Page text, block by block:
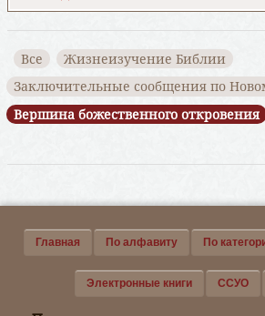
Все
Жизнеизучение Библии
Заключительные сообщения по
Вершина божественного откровения
Главная По алфавиту По
Электронные книги ССУО